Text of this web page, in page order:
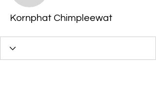
Kornphat Chimpleewat